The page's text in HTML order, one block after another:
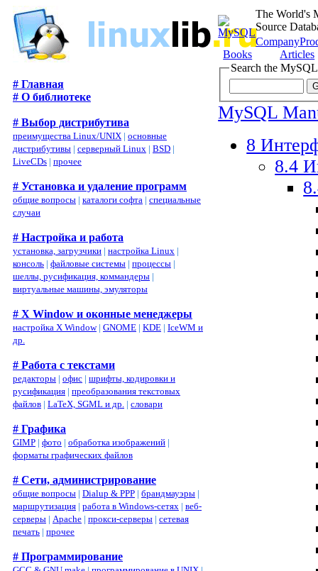
# Главная
# О библиотеке
# Выбор дистрибутива
преимущества Linux/UNIX | основные
дистрибутивы | серверный Linux | BSD |
LiveCDs | прочее
# Установка и удаление программ
общие вопросы | каталоги софта | специальные
случаи
# Настройка и работа
установка, загрузчики | настройка Linux |
консоль | файловые системы | процессы |
шеллы, русификация, коммандеры |
виртуальные машины, эмуляторы
# X Window и оконные менеджеры
настройка X Window| GNOME | KDE | IceWM и
др.
# Работа с текстами
редакторы | офис | шрифты, кодировки и
русификация | преобразования текстовых
файлов | LaTeX, SGML и др. | словари
# Графика
GIMP | фото | обработка изображений |
форматы графических файлов
# Сети, администрирование
общие вопросы | Dialup & PPP | брандмауэры |
маршрутизация | работа в Windows-сетях | веб-
серверы | Apache | прокси-серверы | сетевая
печать | прочее
# Программирование
The World's
Source
Company
Books
Articles
Search the
MySQL
8
8.4